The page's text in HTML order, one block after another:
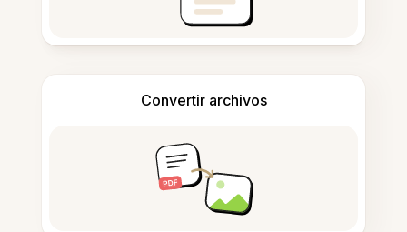
Convertir archivos